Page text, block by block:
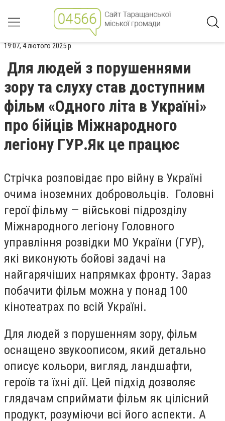
19:07, 4 лютого 2025 р.
Для людей з порушеннями
зору та слуху став доступним
фільм «Одного літа в Україні»
про бійців Міжнародного
легіону ГУР.Як це працює
Стрічка розповідає про війну в Україні
очима іноземних добровольців. Головні
герої фільму — військові підрозділу
Міжнародного легіону Головного
управління розвідки МО України (ГУР),
які виконують бойові задачі на
найгарячіших напрямках фронту. Зараз
побачити фільм можна у понад 100
кінотеатрах по всій Україні.
Для людей з порушенням зору, фільм
оснащено звукоописом, який детально
описує кольори, вигляд, ландшафти,
героїв та їхні дії. Цей підхід дозволяє
глядачам сприймати фільм як цілісний
продукт, розуміючи всі його аспекти. А